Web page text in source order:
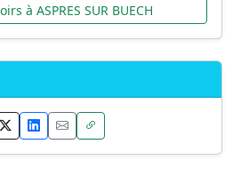
à ASPRES SUR BUECH